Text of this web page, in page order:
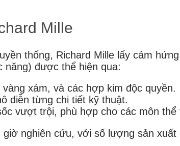
Mille
thống, Richard Mille lấy cảm
năng) được thể hiện qua:
xám, và các hợp kim độc quyền.
diễn từng chi tiết kỹ thuật.
vượt trội, phù hợp cho các môn
nghiên cứu, với số lượng sản